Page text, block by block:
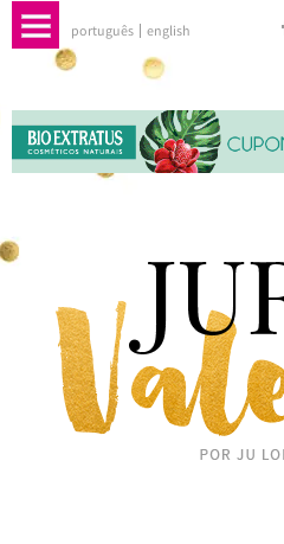
português english